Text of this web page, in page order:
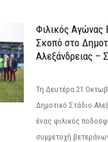
Φιλικός Αγώνας
Σκοπό στο
Αλεξάνδρειας –
Τη Δευτέρα 21
Δημοτικό Στάδιο
ένας φιλικός
συμμετοχή